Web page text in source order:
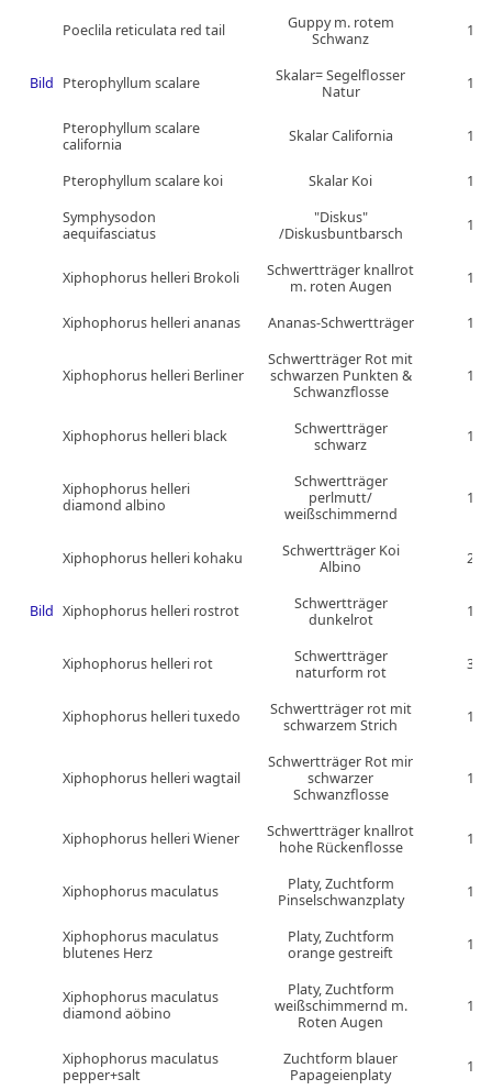
Poeclila reticulata red tail
Guppy m. rotem
Schwanz
1
Bild Pterophyllum scalare
Skalar= Segelflosser
Natur
1
Pterophyllum scalare
california
Skalar California 1
Pterophyllum scalare koi Skalar Koi
1
Symphysodon
aequifasciatus
"Diskus"
/Diskusbuntbarsch
1
Xiphophorus helleri Brokoli
Schwertträger knallrot
m. roten Augen
1
Xiphophorus helleri ananas Ananas-Schwertträger 1
Xiphophorus helleri Berliner
Schwertträger Rot mit
schwarzen Punkten &
Schwanzflosse
1
Xiphophorus helleri black
Schwertträger
schwarz
1
Xiphophorus helleri
diamond albino
Schwertträger
perlmutt/
weißschimmernd
1
Xiphophorus helleri kohaku
Schwertträger Koi
Albino
2
Bild Xiphophorus helleri rostrot
Schwertträger
dunkelrot
1
Xiphophorus helleri rot
Schwertträger
naturform rot
3
Xiphophorus helleri tuxedo
Schwertträger rot mit
schwarzem Strich
1
Xiphophorus helleri wagtail
Schwertträger Rot mir
schwarzer
Schwanzflosse
1
Xiphophorus helleri Wiener
Schwertträger knallrot
hohe Rückenflosse
1
Xiphophorus maculatus
Platy, Zuchtform
Pinselschwanzplaty
1
Xiphophorus maculatus
blutenes Herz
Platy, Zuchtform
orange gestreift
1
Xiphophorus maculatus
diamond aöbino
Platy, Zuchtform
weißschimmernd m.
Roten Augen
1
Xiphophorus maculatus
pepper+salt
Zuchtform blauer
Papageienplaty
1